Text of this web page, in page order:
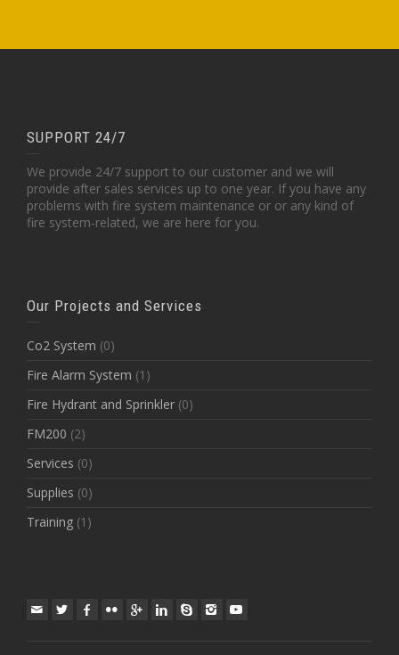
SUPPORT 24/7
We provide 24/7 support to our customer and we will
provide after sales services up to one year. If you have any
problems with fire system maintenance or or any kind of
fire system-related, we are here for you.
Our Projects and Services
Co2 System (0)
Fire Alarm System (1)
Fire Hydrant and Sprinkler (0)
FM200 (2)
Services (0)
Supplies (0)
Training (1)